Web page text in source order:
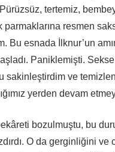
tertemiz,
parmaklarına resmen
Bu esnada İlknur’un
Paniklemişti.
sakinleştirdim ve
yerden devam
bozulmuştu, bu
O da gerginliğini ve